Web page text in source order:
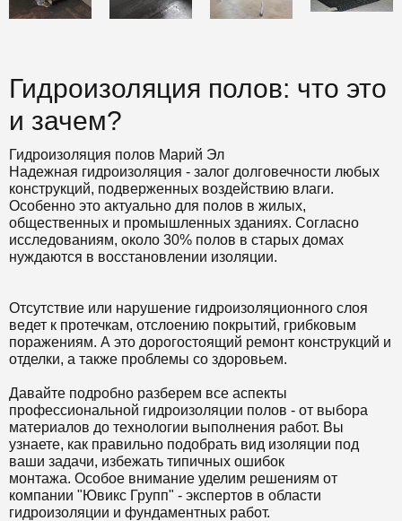
Гидроизоляция полов: что это
и зачем?
Гидроизоляция полов Марий Эл
Надежная гидроизоляция - залог долговечности любых
конструкций, подверженных воздействию влаги.
Особенно это актуально для полов в жилых,
общественных и промышленных зданиях. Согласно
исследованиям, около 30% полов в старых домах
нуждаются в восстановлении изоляции.
Отсутствие или нарушение гидроизоляционного слоя
ведет к протечкам, отслоению покрытий, грибковым
поражениям. А это дорогостоящий ремонт конструкций и
отделки, а также проблемы со здоровьем.
Давайте подробно разберем все аспекты
профессиональной гидроизоляции полов - от выбора
материалов до технологии выполнения работ. Вы
узнаете, как правильно подобрать вид изоляции под
ваши задачи, избежать типичных ошибок
монтажа. Особое внимание уделим решениям от
компании "Ювикс Групп" - экспертов в области
гидроизоляции и фундаментных работ.